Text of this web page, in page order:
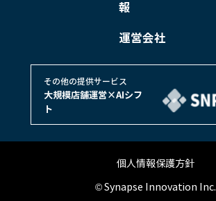
報
運営会社
その他の提供サービス
大規模店舗運営×AIシフ
ト
個人情報保護方針
© Synapse Innovation Inc.